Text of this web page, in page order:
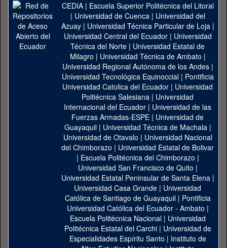
CEDIA| Escuela Superior Politécnica del Litoral
| Universidad de Cuenca| Universidad del
Azuay| Universidad Técnica Particular de Loja|
Universidad Central del Ecuador| Universidad
Técnica del Norte | Universidad Estatal de
Milagro | Universidad Técnica de Ambato |
Universidad Regional Autónoma de los Andes|
Universidad Tecnológica Equinoccial| Pontificia
Universidad Catolica del Ecuador | Universidad
Politécnica Salesiana | Universidad
Internacional del Ecuador | Universidad de las
Fuerzas Armadas-ESPE | Universidad de
Guayaquil| Universidad Técnica de Machala|
Universidad de Otavalo | Universidad Nacional
del Chimborazo | Universidad Estatal de Bolivar
| Escuela Politécnica del Chimborazo |
Universidad San Francisco de Quito |
Universidad Estatal Peninsular de Santa Elena|
Universidad Casa Grande | Universidad
Católica de Santiago de Guayaquil| Pontificia
Universidad Católica del Ecuador - Ambato |
Escuela Politécnica Nacional| Universidad
Politécnica Estatal del Carchi| Universidad de
Especialidades Espíritu Santo | Instituto de